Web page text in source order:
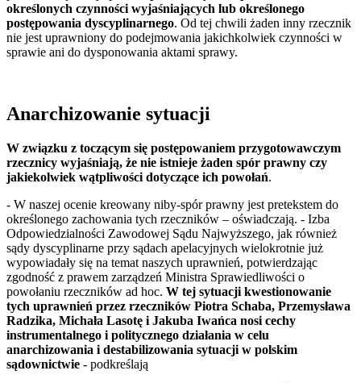
określonych czynności wyjaśniających lub określonego
postępowania dyscyplinarnego. Od tej chwili żaden inny rzecznik
nie jest uprawniony do podejmowania jakichkolwiek czynności w
sprawie ani do dysponowania aktami sprawy.
Anarchizowanie sytuacji
W związku z toczącym się postępowaniem przygotowawczym
rzecznicy wyjaśniają, że nie istnieje żaden spór prawny czy
jakiekolwiek wątpliwości dotyczące ich powołań.
- W naszej ocenie kreowany niby-spór prawny jest pretekstem do
określonego zachowania tych rzeczników – oświadczają. - Izba
Odpowiedzialności Zawodowej Sądu Najwyższego, jak również
sądy dyscyplinarne przy sądach apelacyjnych wielokrotnie już
wypowiadały się na temat naszych uprawnień, potwierdzając
zgodność z prawem zarządzeń Ministra Sprawiedliwości o
powołaniu rzeczników ad hoc. W tej sytuacji kwestionowanie
tych uprawnień przez rzeczników Piotra Schaba, Przemysława
Radzika, Michała Lasotę i Jakuba Iwańca nosi cechy
instrumentalnego i politycznego działania w celu
anarchizowania i destabilizowania sytuacji w polskim
sądownictwie - podkreślają